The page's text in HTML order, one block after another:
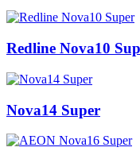
Redline Nova10
Nova14 Super